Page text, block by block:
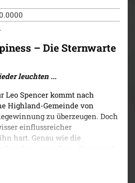
– Die Sternwarte
leuchten ...
Leo Spencer kommt nach
Highland-Gemeinde von
zu überzeugen. Doch
einflussreicher
hart. Genau wie die
vor sieben Jahren nie